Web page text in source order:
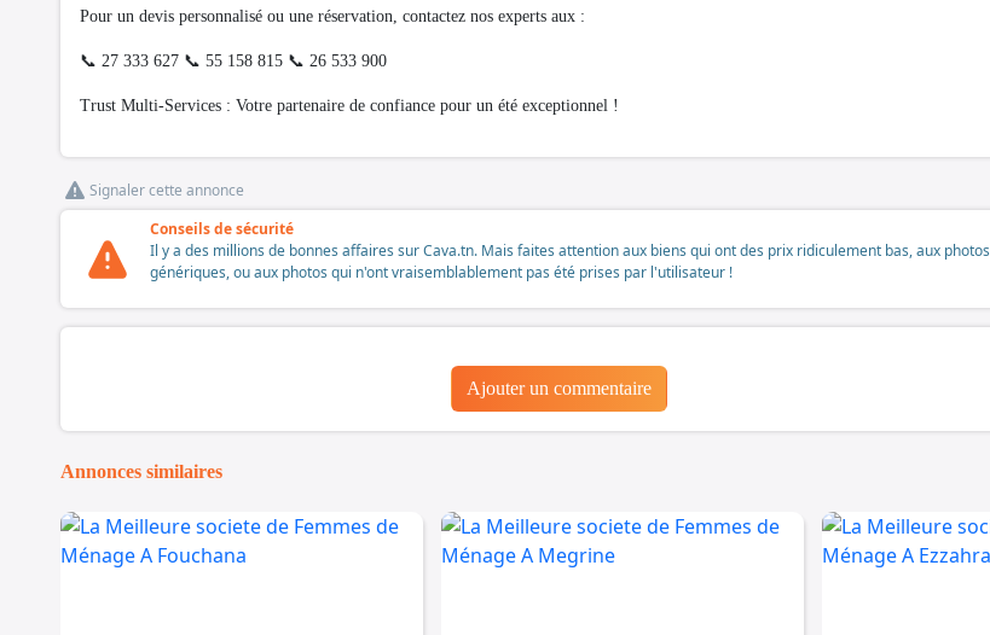
Pour un devis personnalisé ou une réservation, contactez nos experts aux :
📞 27 333 627 📞 55 158 815 📞 26 533 900
Trust Multi-Services : Votre partenaire de confiance pour un été exceptionnel !
Signaler cette annonce
Conseils de sécurité
Il y a des millions de bonnes affaires sur Cava.tn. Mais faites attention aux biens qui ont des prix ridiculement bas, aux photos
génériques, ou aux photos qui n'ont vraisemblablement pas été prises par l'utilisateur !
Ajouter un commentaire
Annonces similaires